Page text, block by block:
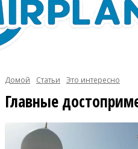
Домой Статьи Это интересно
Главные